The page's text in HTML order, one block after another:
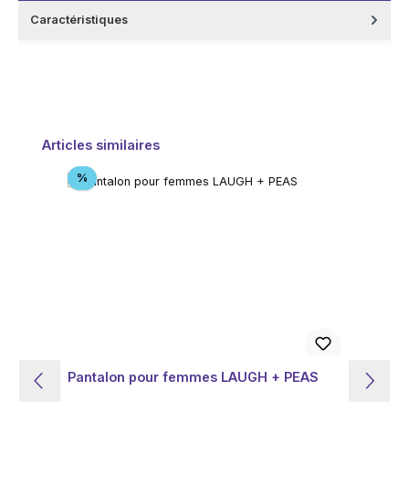
Caractéristiques
Ignorer la galerie de produits
Articles similaires
%Réduction
Pantalon pour femmes LAUGH + PEAS